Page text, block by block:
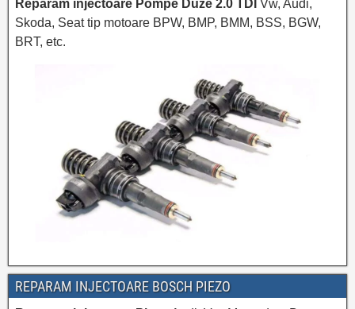
Reparam injectoare Pompe Duze 2.0 TDI Vw, Audi,
Skoda, Seat tip motoare BPW, BMP, BMM, BSS, BGW,
BRT, etc.
REPARAM INJECTOARE BOSCH PIEZO